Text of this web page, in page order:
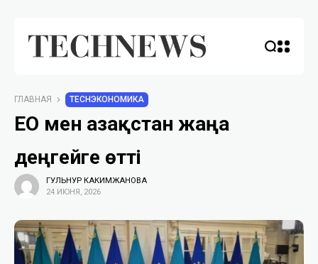
ГЛАВНАЯ TECHЭКОНОМИКА
ЕО мен Қазақстан жаңа
деңгейге өтті
ГУЛЬНУР КАКИМЖАНОВА
24 ИЮНЯ, 2026